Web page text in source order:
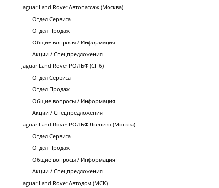
Jaguar Land Rover Автопассаж (Москва)
Отдел Сервиса
Отдел Продаж
Общие вопросы / Информация
Акции / Спецпредложения
Jaguar Land Rover РОЛЬФ (СПб)
Отдел Сервиса
Отдел Продаж
Общие вопросы / Информация
Акции / Спецпредложения
Jaguar Land Rover РОЛЬФ Ясенево (Москва)
Отдел Сервиса
Отдел Продаж
Общие вопросы / Информация
Акции / Спецпредложения
Jaguar Land Rover Автодом (МСК)